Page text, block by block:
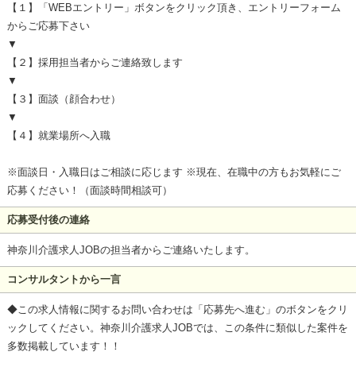
【１】「WEBエントリー」ボタンをクリック頂き、エントリーフォーム
からご応募下さい
▼
【２】採用担当者からご連絡致します
▼
【３】面談（顔合わせ）
▼
【４】就業場所へ入職
※面談日・入職日はご相談に応じます ※現在、在職中の方もお気軽にご
応募ください！（面談時間相談可）
応募受付後の連絡
神奈川介護求人JOBの担当者からご連絡いたします。
コンサルタントから一言
◆この求人情報に関するお問い合わせは「応募先へ進む」のボタンをクリ
ックしてください。神奈川介護求人JOBでは、この条件に類似した案件を
多数掲載しています！！